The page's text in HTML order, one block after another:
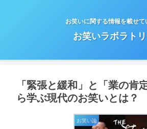
お笑いに関する情報を載せて
お笑いラボラト
「緊張と緩和」と「業の肯
ら学ぶ現代のお笑いとは？
お笑い論